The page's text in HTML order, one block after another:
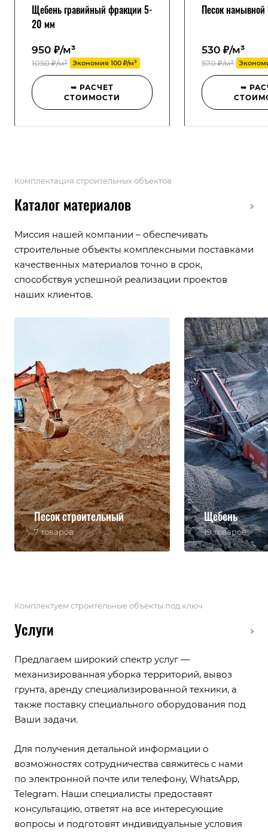
Щебень гравийный фракции 5-
20 мм
950 ₽/м³
1050 ₽/м³ Экономия 100 ₽/м³
➥ РАСЧЕТ
СТОИМОСТИ
Песок
530 ₽/м³
570 ₽/м³
➥
Комплектация строительных объектов
Каталог материалов
Миссия нашей компании – обеспечивать
строительные объекты комплексными поставками
качественных материалов точно в срок,
способствуя успешной реализации проектов
наших клиентов.
Песок строительный
7 товаров
Щебень
19 товаров
Комплектуем строительные объекты под ключ
Услуги
Предлагаем широкий спектр услуг —
механизированная уборка территорий, вывоз
грунта, аренду специализированной техники, а
также поставку специального оборудования под
Ваши задачи.
Для получения детальной информации о
возможностях сотрудничества свяжитесь с нами
по электронной почте или телефону, WhatsApp,
Telegram. Наши специалисты предоставят
консультацию, ответят на все интересующие
вопросы и подготовят индивидуальные условия